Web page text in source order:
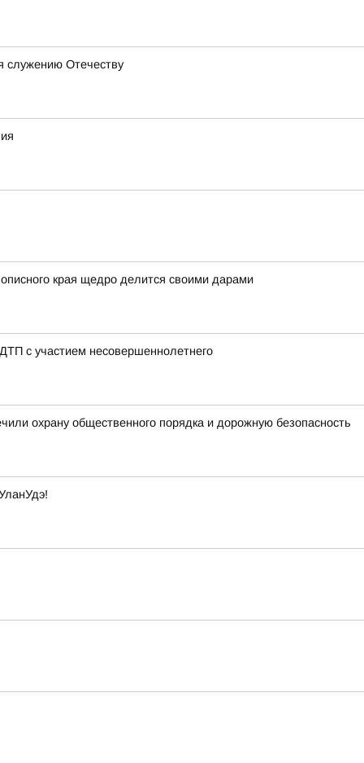
служению Отечеству
края щедро делится своими дарами
с участием несовершеннолетнего
охрану общественного порядка и дорожную безопасность